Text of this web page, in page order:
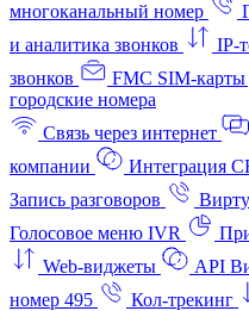
многоканальный номер
и аналитика звонков
IP-
звонков
FMC SIM-карты
городские номера
Связь через интернет
компании
Интеграция
Запись разговоров
Голосовое меню IVR
Web-виджеты
API
номер 495
Кол-трекинг